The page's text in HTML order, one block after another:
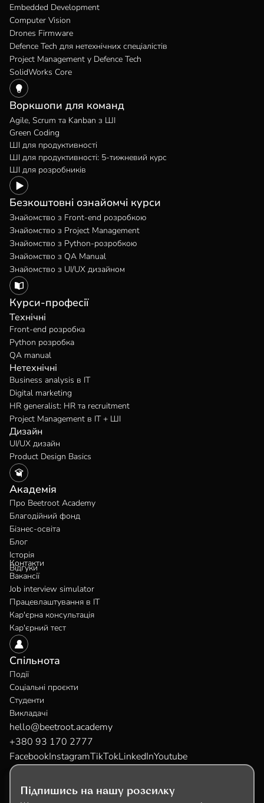
Embedded Development
Computer Vision
Drones Firmware
Defence Tech для нетехнічних спеціалістів
Project Management у Defence Tech
SolidWorks Core
Воркшопи для команд
Agile, Scrum та Kanban з ШІ
Green Coding
ШІ для продуктивності
ШІ для продуктивності: 5-тижневий курс
ШІ для розробників
Безкоштовні ознайомчі курси
Знайомство з Front-end розробкою
Знайомство з Project Management
Знайомство з Python-розробкою
Знайомство з QA Manual
Знайомство з UI/UX дизайном
Курси-професії
Технічні
Front-end розробка
Python розробка
QA manual
Нетехнічні
Business analysis в IT
Digital marketing
HR generalist: HR та recruitment
Project Management в IT + ШІ
Дизайн
UI/UX дизайн
Product Design Basics
Спільнота
Події
Соціальні проєкти
Студенти
Викладачі
Академія
Про Beetroot Academy
Благодійний фонд
Бізнес-освіта
Блог
Історія
Відгуки
Контакти
Вакансії
Job interview simulator
Працевлаштування в IT
Кар'єрна консультація
Кар'єрний тест
hello@beetroot.academy
+380 93 170 2777
FacebookInstagramTikTokLinkedInYoutube
Підпишись на нашу розсилку